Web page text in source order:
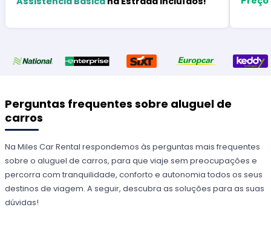
Perguntas frequentes sobre aluguel de
carros
Na Miles Car Rental respondemos às perguntas mais frequentes
sobre o aluguel de carros, para que viaje sem preocupações e
percorra com tranquilidade, conforto e autonomia todos os seus
destinos de viagem. A seguir, descubra as soluções para as suas
dúvidas!